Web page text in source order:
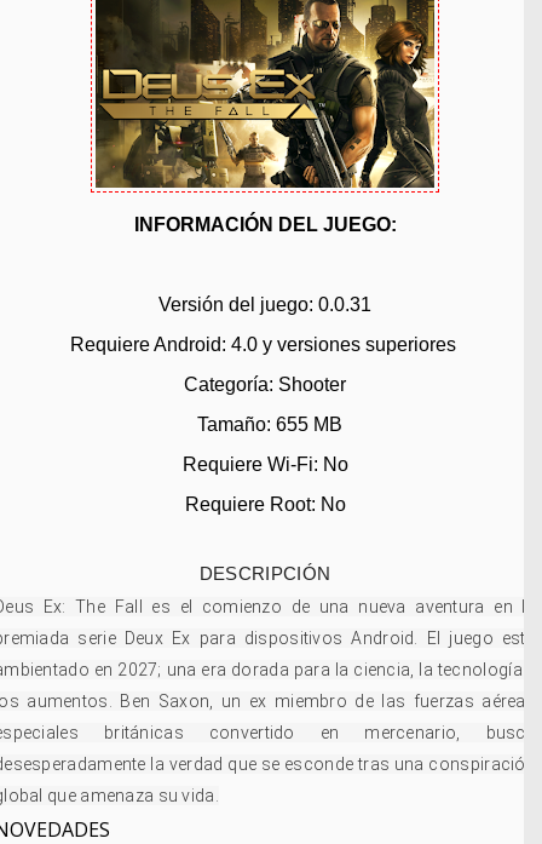
INFORMACIÓN DEL JUEGO:
Versión del juego: 0.0.31
Requiere Android: 4.0 y versiones superiores
Categoría: Shooter
Tamaño: 655 MB
Requiere Wi-Fi: No
Requiere Root: No
DESCRIPCIÓN
Ex: The Fall es el comienzo de una nueva aventura en la
serie Deux Ex para dispositivos Android. El juego está
en 2027; una era dorada para la ciencia, la tecnología y
aumentos. Ben Saxon, un ex miembro de las fuerzas aéreas
británicas convertido en mercenario, busca
la verdad que se esconde tras una conspiración
que amenaza su vida.